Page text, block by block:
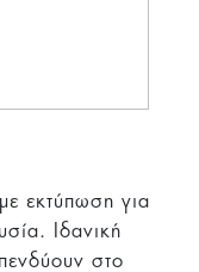
εκτύπωση για
Ιδανική
στο